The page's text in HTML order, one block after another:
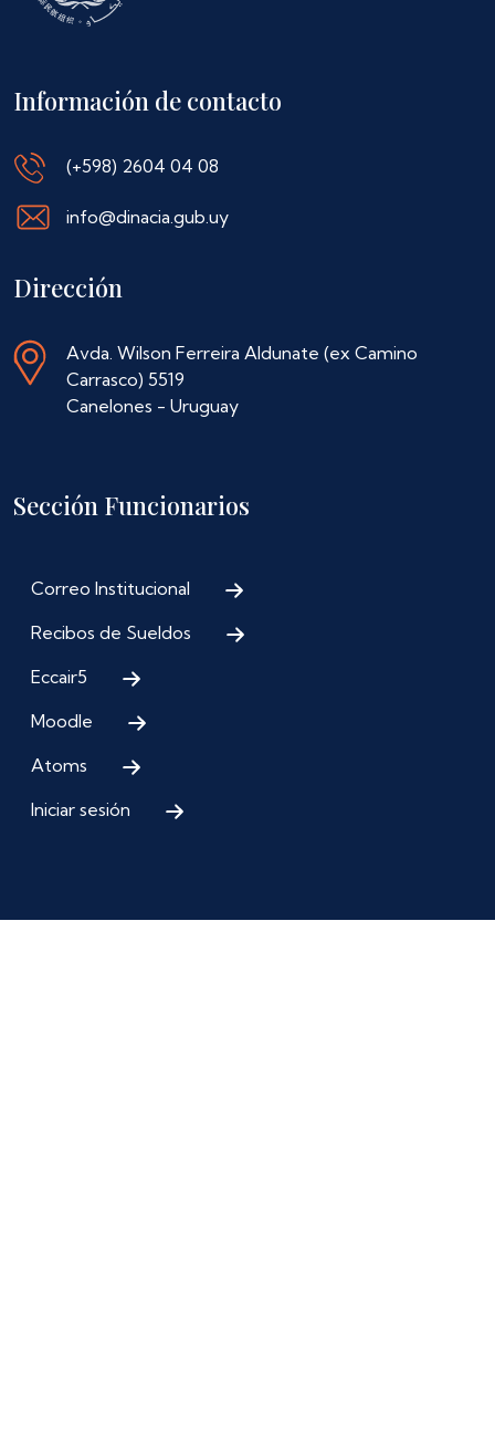
Información de contacto
(+598) 2604 04 08
info@dinacia.gub.uy
Dirección
Avda. Wilson Ferreira Aldunate (ex Camino
Carrasco) 5519
Canelones - Uruguay
Sección Funcionarios
Correo Institucional
Recibos de Sueldos
Eccair5
Moodle
Atoms
Iniciar sesión